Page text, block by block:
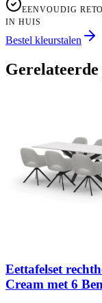
EENVOUDIG
IN HUIS
Bestel kleurstalen
Eettafelset
Cream met 6